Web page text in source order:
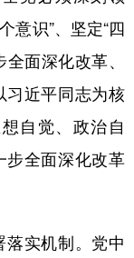
山西
江西
意识”、坚定“四
面深化改革、
习近平同志为核
自觉、政治自
步全面深化改革
实机制。党中